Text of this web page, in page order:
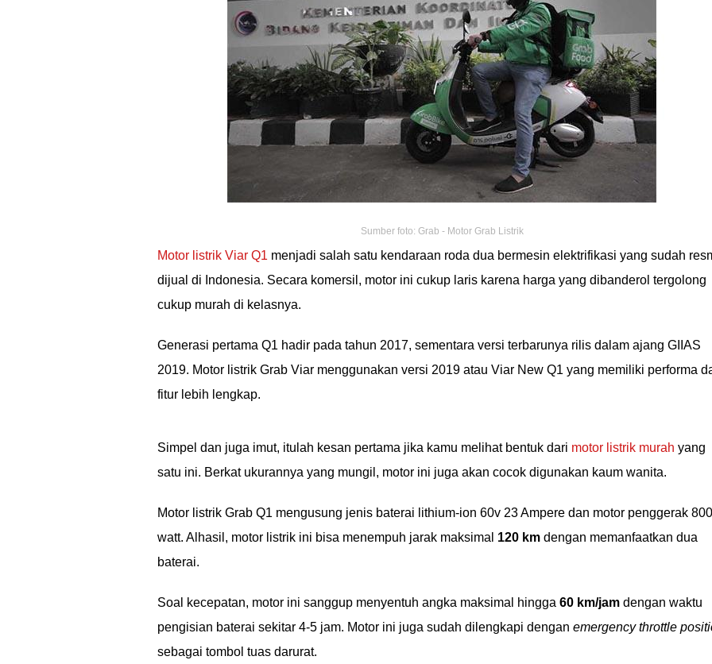
Sumber foto: Grab - Motor Grab Listrik
Motor listrik Viar Q1 menjadi salah satu kendaraan roda dua bermesin elektrifikasi yang sudah
dijual di Indonesia. Secara komersil, motor ini cukup laris karena harga yang dibanderol tergolong
cukup murah di kelasnya.
Generasi pertama Q1 hadir pada tahun 2017, sementara versi terbarunya rilis dalam ajang GIIAS
2019. Motor listrik Grab Viar menggunakan versi 2019 atau Viar New Q1 yang memiliki performa
fitur lebih lengkap.
Simpel dan juga imut, itulah kesan pertama jika kamu melihat bentuk dari motor listrik murah yang
satu ini. Berkat ukurannya yang mungil, motor ini juga akan cocok digunakan kaum wanita.
Motor listrik Grab Q1 mengusung jenis baterai lithium-ion 60v 23 Ampere dan motor penggerak 800
watt. Alhasil, motor listrik ini bisa menempuh jarak maksimal 120 km dengan memanfaatkan dua
baterai.
Soal kecepatan, motor ini sanggup menyentuh angka maksimal hingga 60 km/jam dengan waktu
pengisian baterai sekitar 4-5 jam. Motor ini juga sudah dilengkapi dengan emergency throttle
sebagai tombol tuas darurat.